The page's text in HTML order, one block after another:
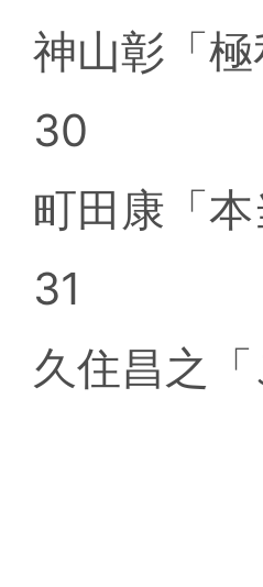
神山彰「
30
町田康「
31
久住昌之